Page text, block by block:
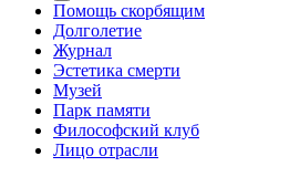
Помощь скорбящим
Долголетие
Журнал
Эстетика смерти
Музей
Парк памяти
Философский клуб
Лицо отрасли